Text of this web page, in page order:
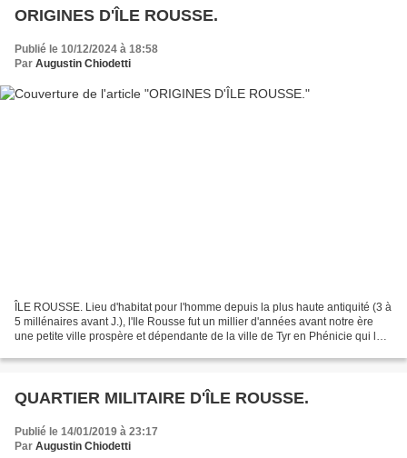
ORIGINES D'ÎLE ROUSSE.
Publié le 10/12/2024 à 18:58
Par Augustin Chiodetti
ÎLE ROUSSE. Lieu d'habitat pour l'homme depuis la plus haute antiquité (3 à
5 millénaires avant J.), l'Ile Rousse fut un millier d'années avant notre ère
une petite ville prospère et dépendante de la ville de Tyr en Phénicie qui la
QUARTIER MILITAIRE D'ÎLE ROUSSE.
Publié le 14/01/2019 à 23:17
Par Augustin Chiodetti